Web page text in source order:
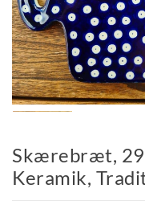
Skærebræt,
Keramik,